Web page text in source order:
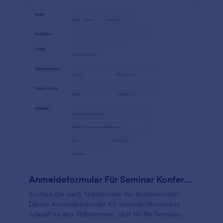
Anmeldeformular Für Seminar Konferenz
Suchen Sie nach Teilnehmern für Konferenzen?
Dieses Anmeldeformular für Seminar/Konferenz
erlaubt es den Teilnehmern, sich für Ihr Seminar